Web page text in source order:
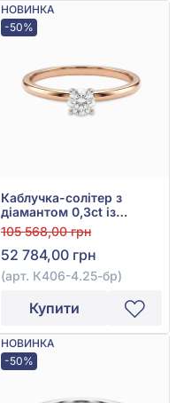
НОВИНКА
-50%
Каблучка-солітер з
діамантом 0,3ct із
червоного золота 585°,
арт. К406-4.25-бр
105 568,00 грн
52 784,00 грн
(арт. К406-4.25-бр)
Купити
НОВИНКА
-50%